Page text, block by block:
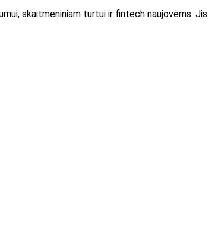
skaitmeniniam turtui ir fintech naujovėms. Jis